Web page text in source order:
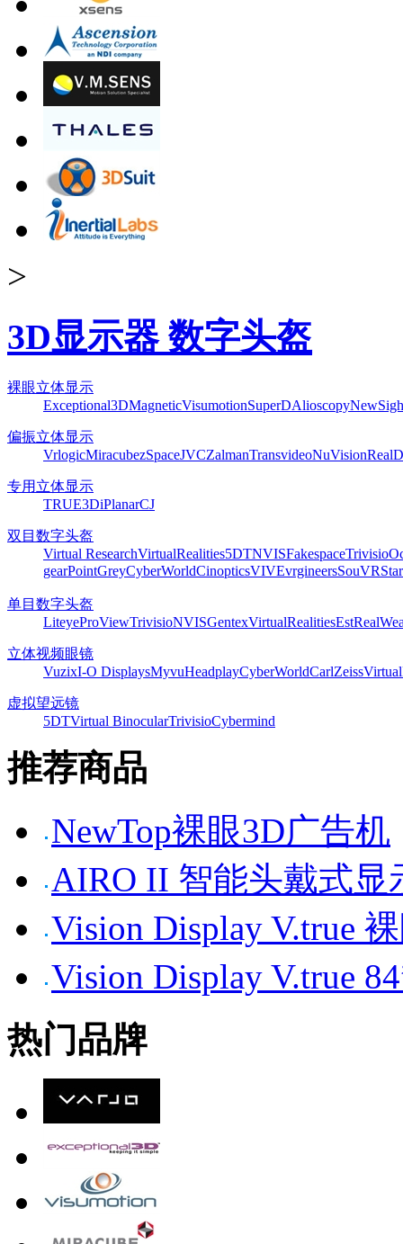
>
3D显示器 数字头盔
裸眼立体显示
Exceptional3DMagneticVisumotionSuperDAlioscopy
偏振立体显示
VrlogicMiracubezSpaceJVCZalmanTransvideoNuVisionRealD
专用立体显示
TRUE3DiPlanarCJ
双目数字头盔
Virtual ResearchVirtualRealities5DTNVISFakespaceTrivisio
gearPointGreyCyberWorldCinopticsVIVEvrgineersSouVR
单目数字头盔
LiteyeProViewTrivisioNVISGentexVirtualRealitiesEst
立体视频眼镜
VuzixI-O DisplaysMyvuHeadplayCyberWorldCarlZeiss
虚拟望远镜
5DTVirtual BinocularTrivisioCybermind
推荐商品
NewTop裸眼3D广告机
AIRO II 智能头戴式显
Vision Display V.true
Vision Display V.true
热门品牌